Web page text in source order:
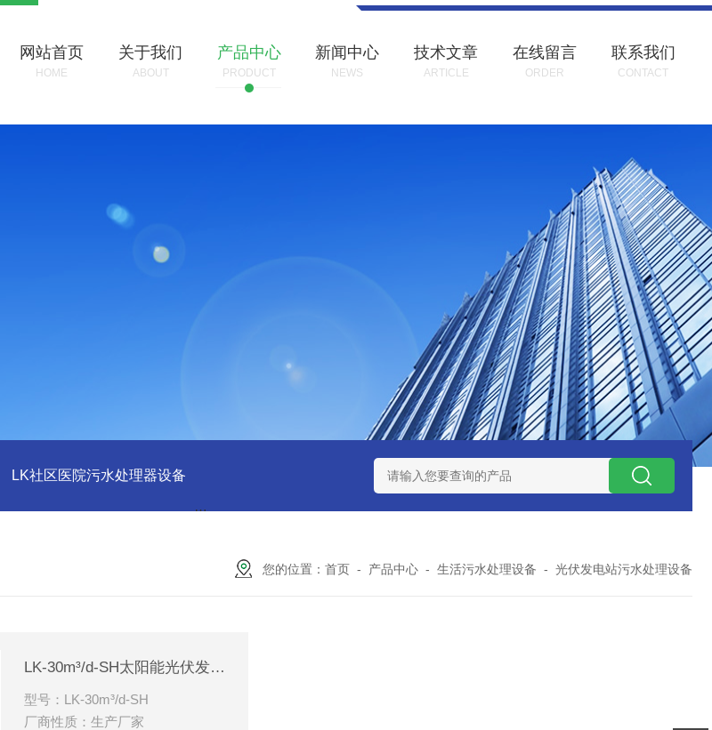
网站首页
HOME
关于我们
ABOUT
产品中心
PRODUCT
新闻中心
NEWS
技术文章
ARTICLE
在线留言
ORDER
联系我们
CONTACT
LK社区医院污水处理器设备 LK康复医院废水处理器设备 LK康复医院污水处理
您的位置： 首页 - 产品中心 - 生活污水处理设备 - 光伏发电站污水处理设备
LK-30m³/d-SH太阳能光伏发电站污水处理设备
型号：LK-30m³/d-SH
厂商性质：生产厂家